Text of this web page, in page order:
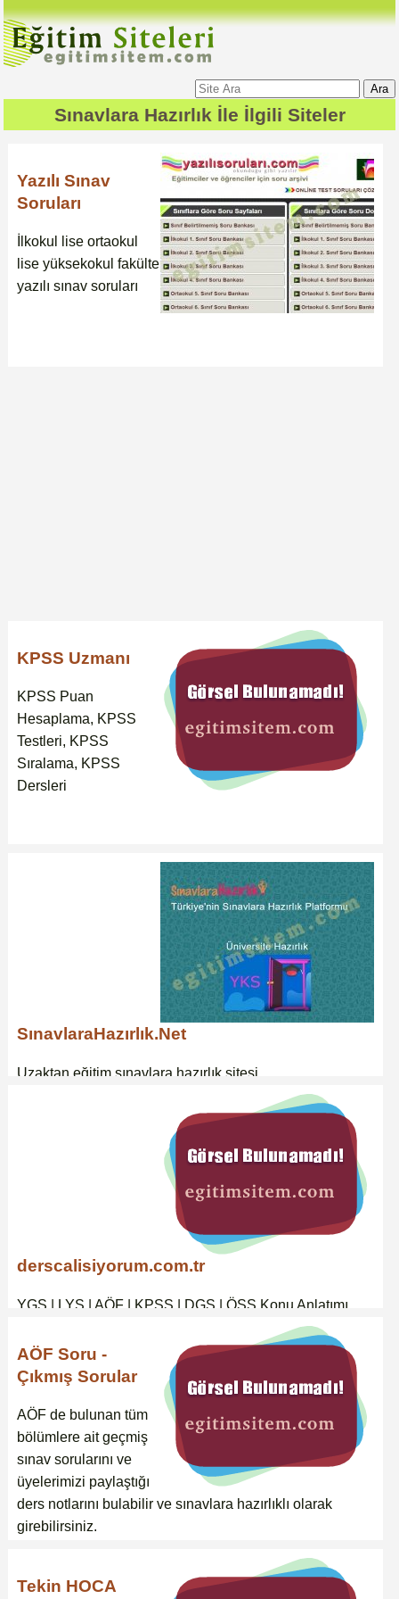
Ara
Sınavlara Hazırlık İle İlgili Siteler
Yazılı Sınav
Soruları
İlkokul lise ortaokul
lise yüksekokul fakülte
yazılı sınav soruları
KPSS Uzmanı
KPSS Puan
Hesaplama, KPSS
Testleri, KPSS
Sıralama, KPSS
Dersleri
SınavlaraHazırlık.Net
Uzaktan eğitim sınavlara hazırlık sitesi
derscalisiyorum.com.tr
YGS | LYS | AÖF | KPSS | DGS | ÖSS Konu Anlatımı,
Denemeler, Çıkmış Sorular, Çözümlü Sorular
AÖF Soru -
Çıkmış Sorular
AÖF de bulunan tüm
bölümlere ait geçmiş
sınav sorularını ve
üyelerimizi paylaştığı
ders notlarını bulabilir ve sınavlara hazırlıklı olarak
girebilirsiniz.
Tekin HOCA